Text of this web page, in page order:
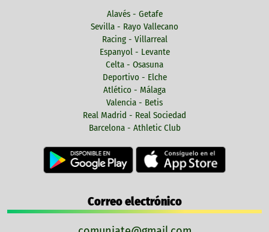
Alavés - Getafe
Sevilla - Rayo Vallecano
Racing - Villarreal
Espanyol - Levante
Celta - Osasuna
Deportivo - Elche
Atlético - Málaga
Valencia - Betis
Real Madrid - Real Sociedad
Barcelona - Athletic Club
Correo electrónico